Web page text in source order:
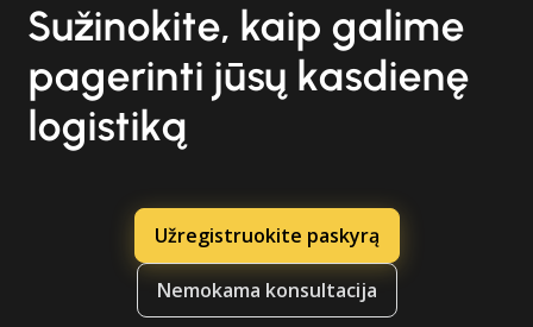
Sužinokite, kaip galime
pagerinti jūsų kasdienę
logistiką
Užregistruokite paskyrą
Nemokama konsultacija